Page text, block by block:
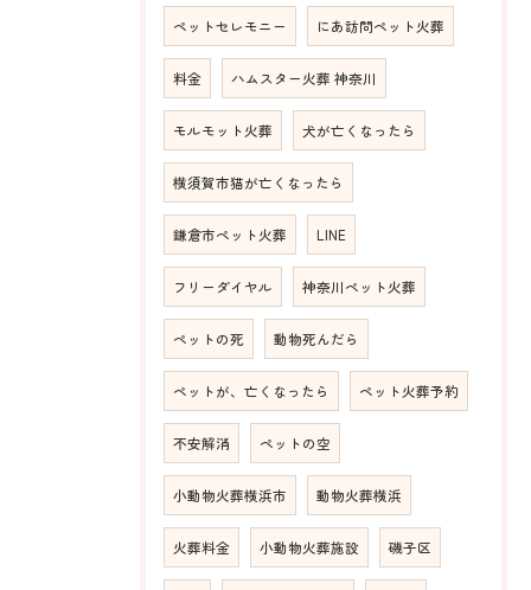
ペットセレモニー にあ訪問ペット火葬
料金 ハムスター火葬 神奈川
モルモット火葬 犬が亡くなったら
横須賀市猫が亡くなったら
鎌倉市ペット火葬 LINE
フリーダイヤル 神奈川ペット火葬
ペットの死 動物死んだら
ペットが、亡くなったら ペット火葬予約
不安解消 ペットの空
小動物火葬横浜市 動物火葬横浜
火葬料金 小動物火葬施設 磯子区